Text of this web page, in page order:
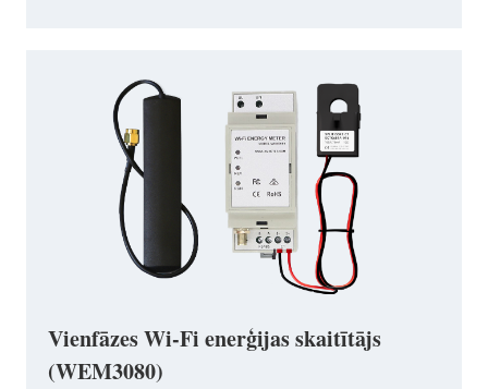
Vienfāzes Wi-Fi enerģijas skaitītājs
(WEM3080)